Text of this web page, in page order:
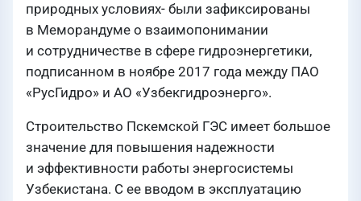
природных условиях- были зафиксированы
в Меморандуме о взаимопонимании
и сотрудничестве в сфере гидроэнергетики,
подписанном в ноябре 2017 года между ПАО
«РусГидро» и АО «Узбекгидроэнерго».
Строительство Пскемской ГЭС имеет большое
значение для повышения надежности
и эффективности работы энергосистемы
Узбекистана. С ее вводом в эксплуатацию